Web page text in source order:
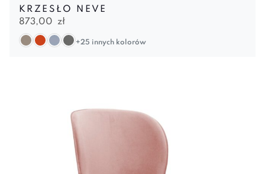
KRZESŁO NEVE
873,00 zł
+25 innych kolorów